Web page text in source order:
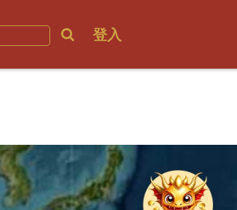
登入